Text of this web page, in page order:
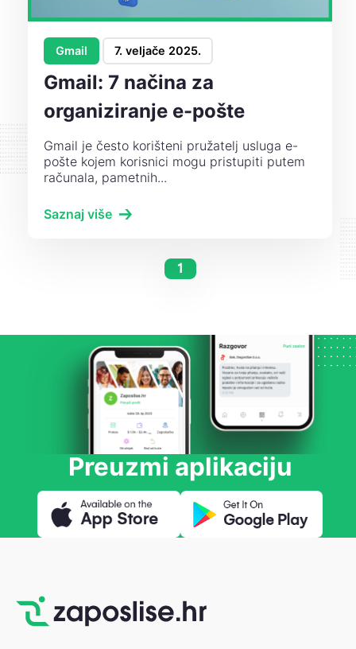
Gmail 7. veljače 2025.
Gmail: 7 načina za
organiziranje e-pošte
Gmail je često korišteni pružatelj usluga e-
pošte kojem korisnici mogu pristupiti putem
računala, pametnih...
Saznaj više
1
Preuzmi aplikaciju